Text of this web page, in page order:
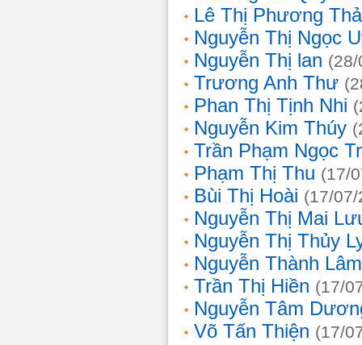
Lê Thị Phương
Nguyễn Thị Ngọc
Nguyễn Thị lan
Trương Anh Thư
Phan Thị Tịnh Nhi
Nguyễn Kim Thúy
Trần Phạm Ngọc
Phạm Thị Thu (17/
Bùi Thị Hoài (17/
Nguyễn Thị Mai
Nguyễn Thị Thủy
Nguyễn Thành Lâm
Trần Thị Hiền (17/
Nguyễn Tâm
Võ Tấn Thiện (17/